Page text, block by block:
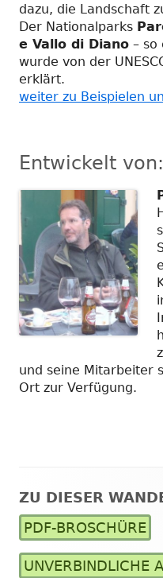
dazu, die Landschaft
Der Nationalparks
e Vallo di Diano – so
wurde von der
erklärt.
weiter zu Beispielen
Entwickelt von:
und seine Mitarbeiter
Ort zur Verfügung.
Haupt-
Seitenleiste
ZU DIESER
PDF-BROSCHÜRE
UNVERBINDLICHE